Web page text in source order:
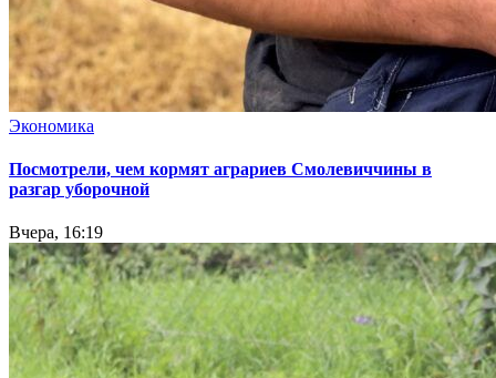
Экономика
Посмотрели, чем кормят аграриев Смолевиччины в
разгар уборочной
Вчера, 16:19